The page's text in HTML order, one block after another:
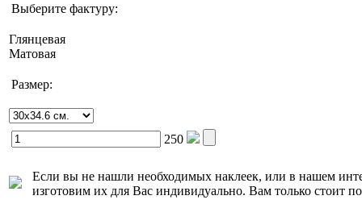
Выберите фактуру:
Глянцевая
Матовая
Размер:
250
Если вы не нашли необходимых наклеек, или в нашем
изготовим их для Вас индивидуально. Вам только стоит